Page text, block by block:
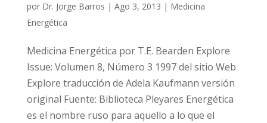
por Dr. Jorge Barros | Ago 3, 2013 | Medicina
Energética
Medicina Energética por T.E. Bearden Explore
Issue: Volumen 8, Número 3 1997 del sitio Web
Explore traducción de Adela Kaufmann versión
original Fuente: Biblioteca Pleyares Energética
es el nombre ruso para aquello a lo que el